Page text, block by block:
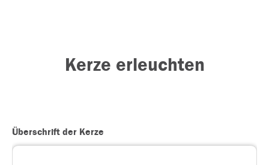
Kerze erleuchten
Überschrift der Kerze